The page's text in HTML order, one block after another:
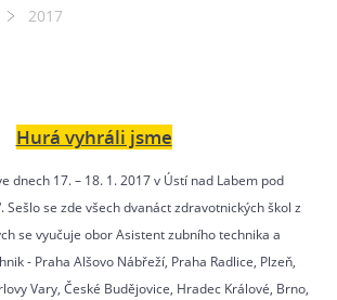
2017
Hurá vyhráli jsme
dnech 17. – 18. 1. 2017 v Ústí nad Labem pod
Sešlo se zde všech dvanáct zdravotnických škol z
se vyučuje obor Asistent zubního technika a
- Praha Alšovo Nábřeží, Praha Radlice, Plzeň,
Vary, České Budějovice, Hradec Králové, Brno,